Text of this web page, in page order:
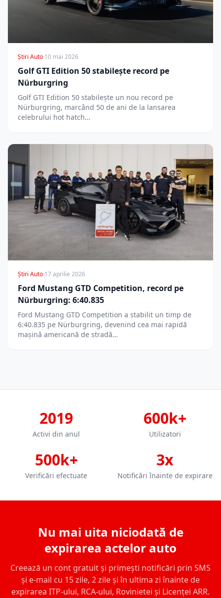
Știri Auto·10 mai 2026
Golf GTI Edition 50 stabilește record pe
Nürburgring
Golf GTI Edition 50 stabilește un nou record pe
Nürburgring, marcând 50 de ani de la lansarea
celebrului hot hatch…
Știri Auto·17 aprilie 2026
Ford Mustang GTD Competition, record pe
Nürburgring: 6:40.835
Ford Mustang GTD Competition a stabilit un timp de
6:40.835 pe Nürburgring, devenind cea mai rapidă
mașină americană de stradă…
2019
Activi din anul
600k+
Utilizatori
500k+
Verificări efectuate
3x
Notificări înainte de expirare
Nu mai uita niciodată de
expirarea actelor auto
Creează un cont gratuit și primești notificări prin SMS
și e-mail cu 15 zile, 2 zile și în ultima zi înainte de
expirarea ITP-ului, RCA-ului, Rovinietei și Licenței ARR.